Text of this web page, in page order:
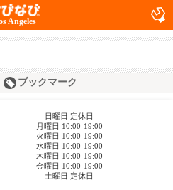
Angeles
ブックマーク
日曜日 定休日
月曜日 10:00-19:00
火曜日 10:00-19:00
水曜日 10:00-19:00
木曜日 10:00-19:00
金曜日 10:00-19:00
土曜日 定休日